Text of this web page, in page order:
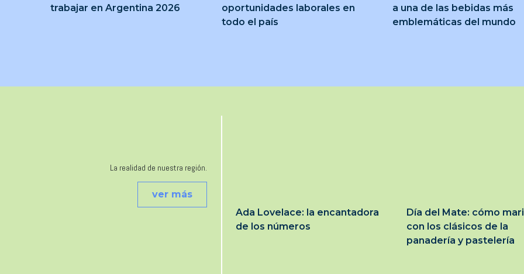
trabajar en Argentina 2026
oportunidades laborales en
todo el país
a una de las bebidas más
emblemáticas del mundo
La realidad de nuestra región.
ver más
Ada Lovelace: la encantadora
de los números
Día del Mate: cómo
con los clásicos de la
panadería y pastelería